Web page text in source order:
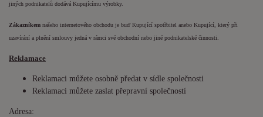
jiných podnikatelů dodává Kupujícímu výrobky.
Zákazníkem našeho internetového obchodu je buď Kupující spotřbitel anebo Kupující, který při
uzavírání a plnění smlouvy jedná v rámci své obchodní nebo jiné podnikatelské činnosti.
Reklamace
Reklamaci můžete osobně předat v sídle společnosti
Reklamaci můžete zaslat přepravní společností
Adresa: